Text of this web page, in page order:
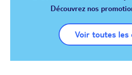
Découvrez nos
Voir toutes les